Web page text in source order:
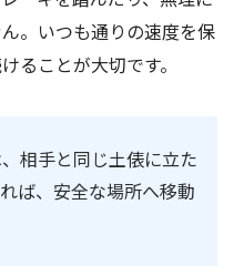
。いつも通りの速度を保
ることが大切です。
相手と同じ土俵に立た
ば、安全な場所へ移動